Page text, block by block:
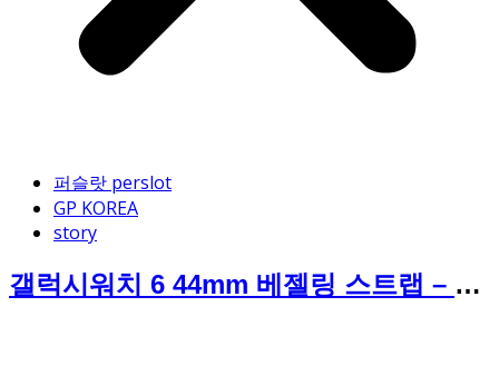
퍼슬랏 perslot
GP KOREA
story
갤럭시워치 6 44mm 베젤링 스트랩 – 유